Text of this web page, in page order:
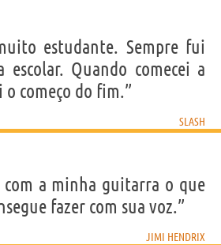
estudante. Sempre fui
escolar. Quando comecei a
começo do fim.”
SLASH
com a minha guitarra o que
fazer com sua voz.”
JIMI HENDRIX